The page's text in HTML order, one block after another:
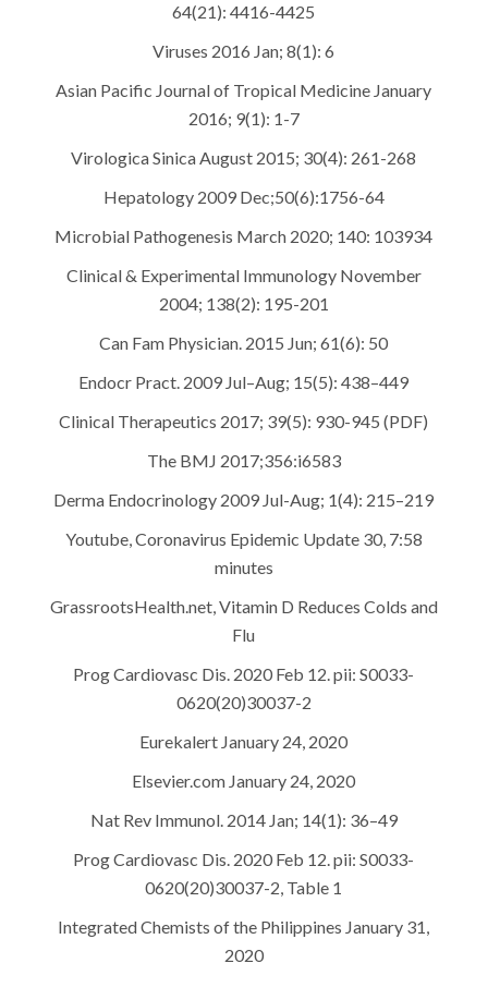
64(21): 4416-4425
Viruses 2016 Jan; 8(1): 6
Asian Pacific Journal of Tropical Medicine January
2016; 9(1): 1-7
Virologica Sinica August 2015; 30(4): 261-268
Hepatology 2009 Dec;50(6):1756-64
Microbial Pathogenesis March 2020; 140: 103934
Clinical & Experimental Immunology November
2004; 138(2): 195-201
Can Fam Physician. 2015 Jun; 61(6): 50
Endocr Pract. 2009 Jul–Aug; 15(5): 438–449
Clinical Therapeutics 2017; 39(5): 930-945 (PDF)
The BMJ 2017;356:i6583
Derma Endocrinology 2009 Jul-Aug; 1(4): 215–219
Youtube, Coronavirus Epidemic Update 30, 7:58
minutes
GrassrootsHealth.net, Vitamin D Reduces Colds and
Flu
Prog Cardiovasc Dis. 2020 Feb 12. pii: S0033-
0620(20)30037-2
Eurekalert January 24, 2020
Elsevier.com January 24, 2020
Nat Rev Immunol. 2014 Jan; 14(1): 36–49
Prog Cardiovasc Dis. 2020 Feb 12. pii: S0033-
0620(20)30037-2, Table 1
Integrated Chemists of the Philippines January 31,
2020